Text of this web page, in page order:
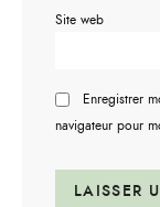
Site web
Enregistrer
navigateur pour